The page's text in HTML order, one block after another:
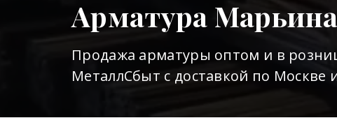
Арматура
Продажа арматуры оптом и в
МеталлСбыт с доставкой по Москве